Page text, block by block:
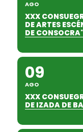
AGO
XXX
DE ARTES
DE CONSOCRA"
09
AGO
XXX
DE IZADA DE